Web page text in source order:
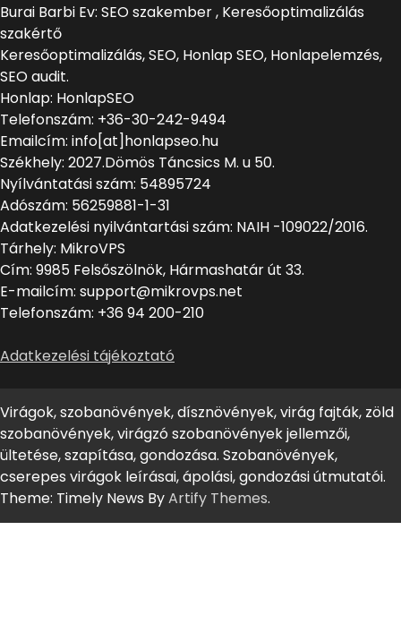
Burai Barbi Ev: SEO szakember , Keresőoptimalizálás
szakértő
Keresőoptimalizálás, SEO, Honlap SEO, Honlapelemzés,
SEO audit.
Honlap: HonlapSEO
Telefonszám: +36-30-242-9494
Emailcím: info[at]honlapseo.hu
Székhely: 2027.Dömös Táncsics M. u 50.
Nyílvántatási szám: 54895724
Adószám: 56259881-1-31
Adatkezelési nyilvántartási szám: NAIH -109022/2016.
Tárhely: MikroVPS
Cím: 9985 Felsőszölnök, Hármashatár út 33.
E-mailcím: support@mikrovps.net
Telefonszám: +36 94 200-210
Adatkezelési tájékoztató
Virágok, szobanövények, dísznövények, virág fajták, zöld
szobanövények, virágzó szobanövények jellemzői,
ültetése, szapítása, gondozása. Szobanövények,
cserepes virágok leírásai, ápolási, gondozási útmutatói.
Theme: Timely News ByArtify Themes.